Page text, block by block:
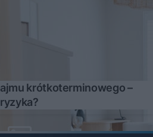
krótkoterminowego –